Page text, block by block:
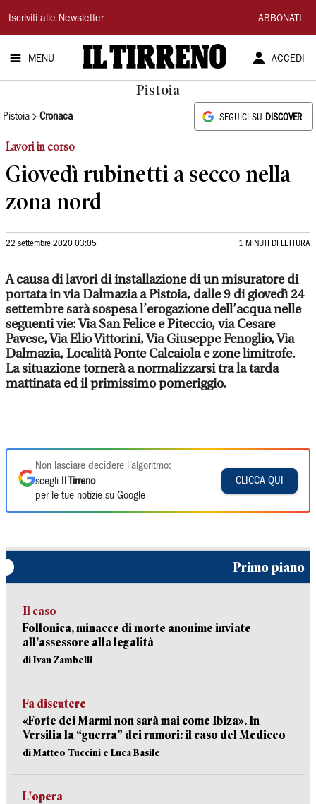
Il
Tirreno
Iscriviti alle Newsletter ABBONATI
MENU ACCEDI
Pistoia
Pistoia Cronaca SEGUICI SU DISCOVER
Lavori in corso
Giovedì rubinetti a secco nella
zona nord
22 settembre 2020 03:05 1 MINUTI DI LETTURA
A causa di lavori di installazione di un misuratore di
portata in via Dalmazia a Pistoia, dalle 9 di giovedì 24
settembre sarà sospesa l’erogazione dell’acqua nelle
seguenti vie: Via San Felice e Piteccio, via Cesare
Pavese, Via Elio Vittorini, Via Giuseppe Fenoglio, Via
Dalmazia, Località Ponte Calcaiola e zone limitrofe.
La situazione tornerà a normalizzarsi tra la tarda
mattinata ed il primissimo pomeriggio.
Non lasciare decidere l'algoritmo:
scegli
Il Tirreno
per le tue notizie su Google
CLICCA QUI
Primo piano
Il caso
Follonica, minacce di morte anonime inviate
all’assessore alla legalità
di Ivan Zambelli
Fa discutere
«Forte dei Marmi non sarà mai come Ibiza». In
Versilia la “guerra” dei rumori: il caso del Mediceo
di Matteo Tuccini e Luca Basile
L'opera